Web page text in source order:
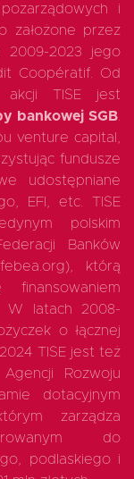
i
założone przez
2009-2023 jego
Coopératif. Od
akcji TISE jest
bankowej SGB.
venture capital,
fundusze
udostępniane
EFI, etc. TISE
polskim
Banków
którą
W latach 2008-
o łącznej
TISE jest też
Rozwoju
dotacyjnym
zarządza
do
podlaskiego i